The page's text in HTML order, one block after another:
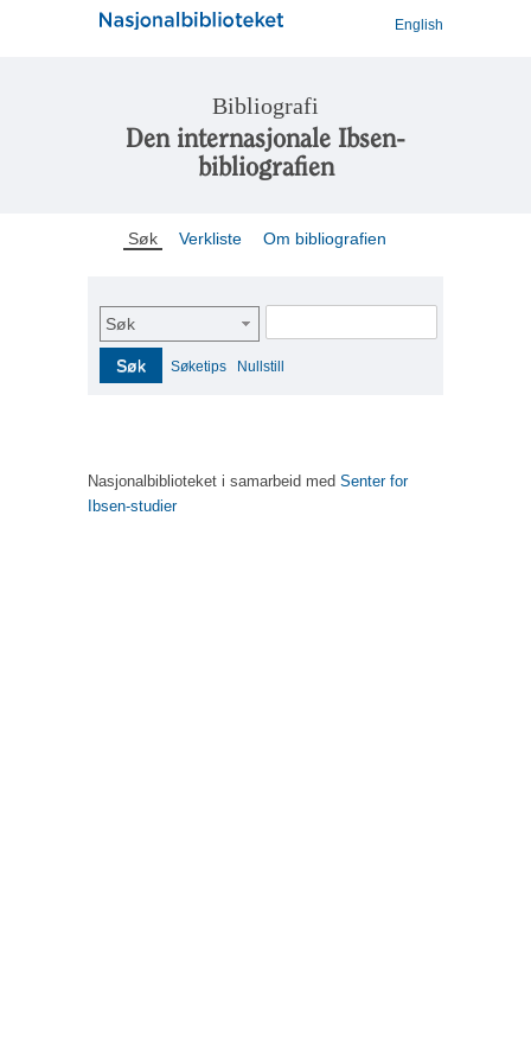
English
Bibliografi
Den internasjonale Ibsen-
bibliografien
Søk Verkliste Om bibliografien
Søk
Søk Søketips Nullstill
Nasjonalbiblioteket i samarbeid med Senter for
Ibsen-studier